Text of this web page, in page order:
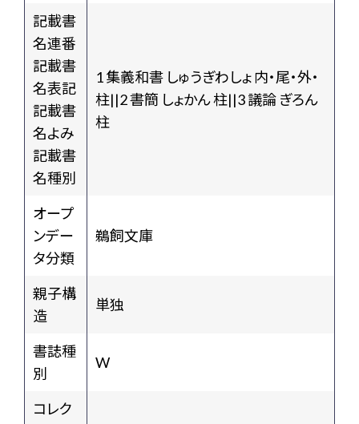
記載書
名連番
記載書
名表記
記載書
名よみ
記載書
名種別
1 集義和書 しゅうぎわしょ 内・尾・外・
柱||2 書簡 しょかん 柱||3 議論 ぎろん
柱
オープ
ンデー
タ分類
鵜飼文庫
親子構
造
単独
書誌種
別
W
コレク